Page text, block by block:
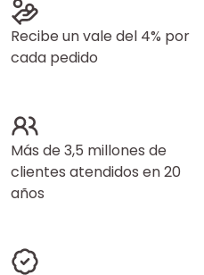
Recibe un vale del 4% por
cada pedido
Más de 3,5 millones de
clientes atendidos en 20
años